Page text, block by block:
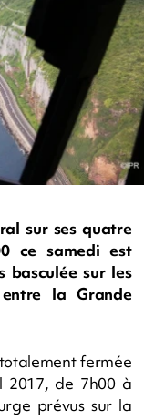
sur ses quatre
ce samedi est
basculée sur les
la Grande
fermée
2017, de 7h00 à
prévus sur la